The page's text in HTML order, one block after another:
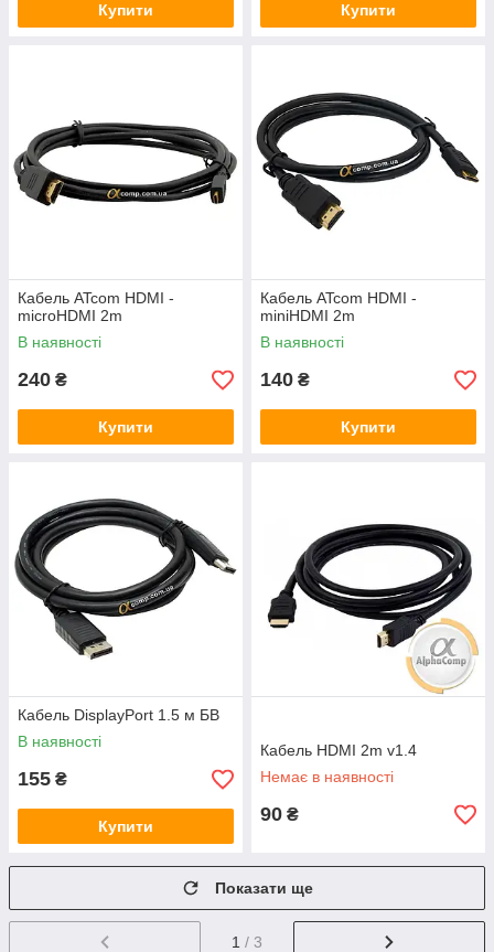
Купити Купити
Кабель ATcom HDMI -
microHDMI 2m
В наявності
240 ₴
Купити
Кабель ATcom HDMI -
miniHDMI 2m
В наявності
140 ₴
Купити
Кабель DisplayPort 1.5 м БВ
В наявності
155 ₴
Купити
Кабель HDMI 2m v1.4
Немає в наявності
90 ₴
Показати ще
1 / 3